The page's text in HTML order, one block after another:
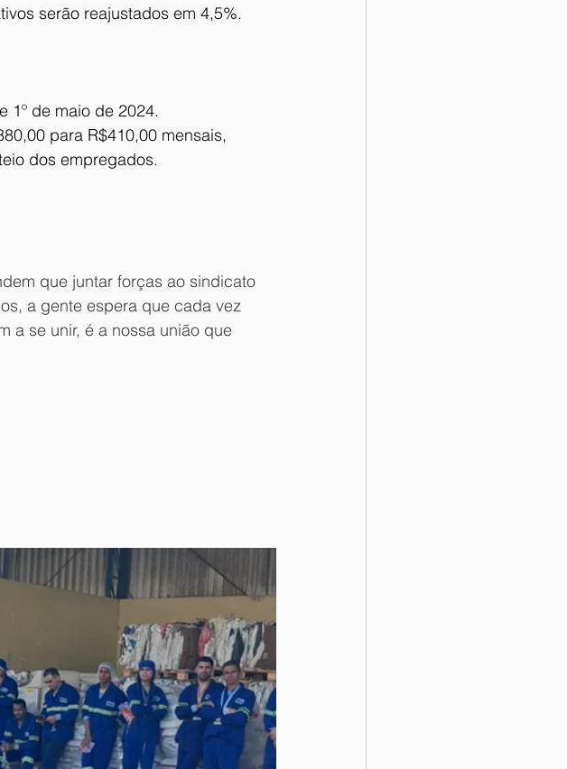
serão reajustados em 4,5%.
1º de maio de 2024.
para R$410,00 mensais,
dos empregados.
que juntar forças ao sindicato
a gente espera que cada vez
a se unir, é a nossa união que